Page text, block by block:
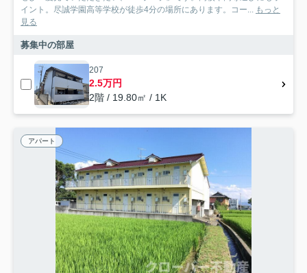
イント。尽誠学園高等学校が徒歩4分の場所にあります。コー... もっと
見る
募集中の部屋
207
2.5万円
2階 / 19.80㎡ / 1K
アパート